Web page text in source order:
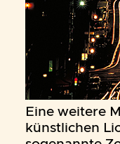
Eine weitere
künstlichen